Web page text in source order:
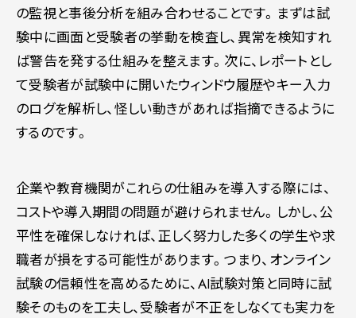
の監視と事後分析を組み合わせることです。まずは試
験中に画面と受験者の挙動を検査し、異常を検知すれ
ば警告を発する仕組みを整えます。次に、レポートとし
て受験者が試験中に開いたウィンドウ履歴やキー入力
のログを解析し、怪しい動きがあれば指摘できるように
するのです。
企業や教育機関がこれらの仕組みを導入する際には、
コストや導入期間の問題が避けられません。しかし、公
平性を確保しなければ、正しく努力した多くの学生や求
職者が損をする可能性があります。つまり、オンライン
試験の信頼性を高めるために、AI試験対策と同時に試
験そのものを工夫し、受験者が不正をしなくても実力を